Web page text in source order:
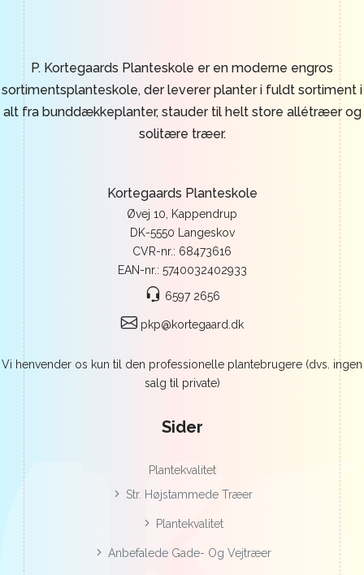
P. Kortegaards Planteskole er en moderne engros
sortimentsplanteskole, der leverer planter i fuldt sortiment i
alt fra bunddækkeplanter, stauder til helt store allétræer og
solitære træer.
Kortegaards Planteskole
Øvej 10, Kappendrup
DK-5550 Langeskov
CVR-nr.: 68473616
EAN-nr.: 5740032402933
6597 2656
pkp@kortegaard.dk
Vi henvender os kun til den professionelle plantebrugere (dvs. ingen
salg til private)
Sider
Plantekvalitet
Str. Højstammede Træer
Plantekvalitet
Anbefalede Gade- Og Vejtræer